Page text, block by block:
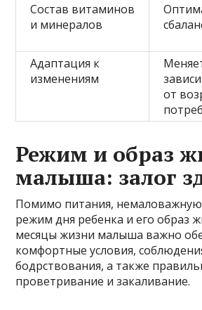
Состав витаминов
и минералов
Адаптация к
изменениям
от
Режим и образ
малыша: залог
Помимо питания, немаловажную
режим дня ребенка и его образ
месяцы жизни малыша важно
комфортные условия,
бодрствования, а также
проветривание и закаливание.